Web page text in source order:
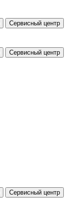
Сервисный центр
Сервисный центр
Сервисный центр